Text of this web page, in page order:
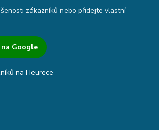
zákazníků nebo přidejte vlastní
Google
na Heurece